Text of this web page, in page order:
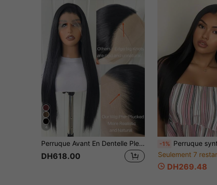
4
Perruque Avant En Dentelle Pleine Droite De 24 Pouces De Longueur Noire Synthétique Pour Un Port Quotidien, Avec Sangles Réglables
DH618.00
-1% Perruque synthétique noire droite de 28 pouces avec raie au milieu pour femmes, résistante à la haute température,
Seulement 7
DH269.48